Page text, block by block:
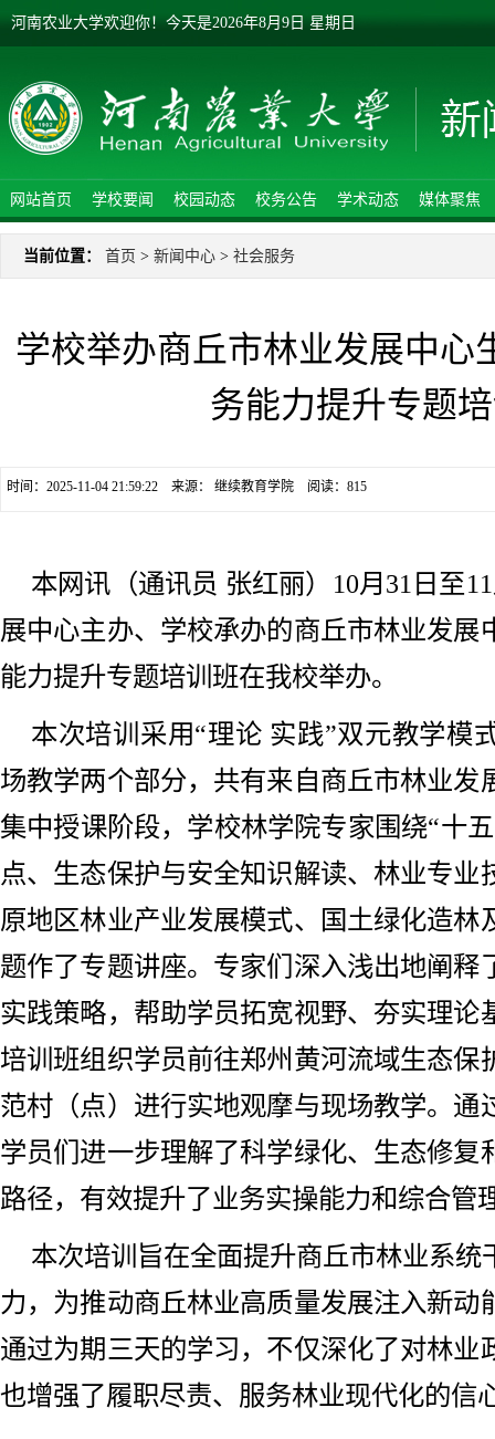
河南农业大学欢迎你！ 今天是2026年8月9日 星期日
网站首页 学校要闻 校园动态 校务公告 学术动态 媒体聚焦
当前位置： 首页 > 新闻中心 > 社会服务
学校举办商丘市林业发展中心
务能力提升专题
时间：2025-11-04 21:59:22 来源： 继续教育学院 阅读： 815
本网讯（通讯员 张红丽）10月31日至
展中心主办、学校承办的商丘市林业发展
能力提升专题培训班在我校举办。
本次培训采用“理论 实践”双元教学模
场教学两个部分，共有来自商丘市林业发
集中授课阶段，学校林学院专家围绕“十
点、生态保护与安全知识解读、林业专业
原地区林业产业发展模式、国土绿化造林
题作了专题讲座。专家们深入浅出地阐释
实践策略，帮助学员拓宽视野、夯实理论
培训班组织学员前往郑州黄河流域生态保
范村（点）进行实地观摩与现场教学。通
学员们进一步理解了科学绿化、生态修复
路径，有效提升了业务实操能力和综合管
本次培训旨在全面提升商丘市林业系统
力，为推动商丘林业高质量发展注入新动
通过为期三天的学习，不仅深化了对林业
也增强了履职尽责、服务林业现代化的信